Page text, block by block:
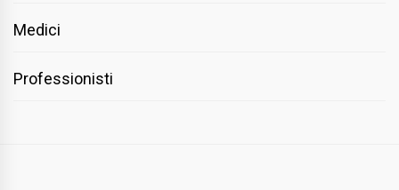
Medici
Professionisti